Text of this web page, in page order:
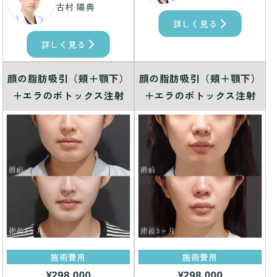
古村 陽典
詳しく見る
詳しく見る
顔の脂肪吸引（頬＋顎下）
＋エラのボトックス注射
施術費用
顔の脂肪吸引（頬＋顎下）
＋エラのボトックス注射
施術費用